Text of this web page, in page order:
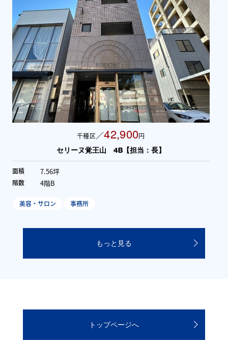
千種区 ／42,900円
セリーヌ覚王山 4B【担当：長】
面積 7.56坪
階数 4階B
美容・サロン 事務所
もっと見る
トップページへ